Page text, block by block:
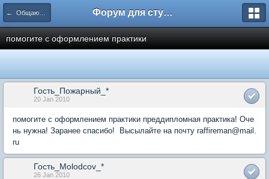
← Общаются менеджеры Форум для студента СГА
помогите с оформлением практики
Гость_Пожарный_*
20 Jan 2010
помогите с оформлением практики преддипломная практика! Оче
нь нужна! Заранее спасибо! Высылайте на почту raffireman@mail.
ru
Гость_Molodcov_*
26 Jan 2010